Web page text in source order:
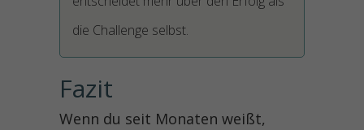
die Challenge selbst.
Fazit
Wenn du seit Monaten weißt,